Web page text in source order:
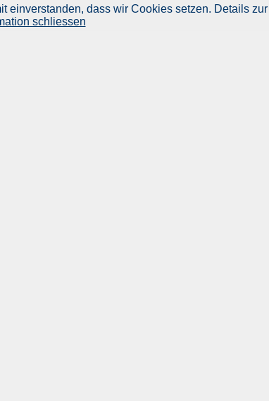
einverstanden, dass wir Cookies setzen. Details zur
schliessen